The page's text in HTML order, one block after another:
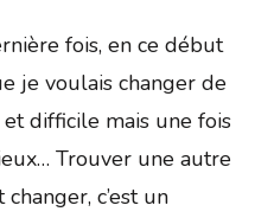
fois, en ce début
je voulais changer de
difficile mais une fois
Trouver une autre
c’est un